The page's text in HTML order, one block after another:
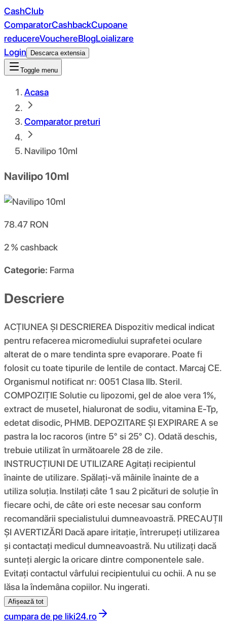
CashClub
ComparatorCashbackCupoane
reducereVouchereBlogLoializare
Login
Descarca extensia
Toggle menu
Acasa
Comparator preturi
Navilipo 10ml
Navilipo 10ml
78.47 RON
2 %cashback
Categorie: Farma
Descriere
ACȚIUNEA ȘI DESCRIEREA Dispozitiv medical indicat
pentru refacerea micromediului suprafetei oculare
alterat de o mare tendinta spre evaporare. Poate fi
folosit cu toate tipurile de lentile de contact. Marcaj CE.
Organismul notificat nr: 0051 Clasa IIb. Steril.
COMPOZIŢIE Solutie cu lipozomi, gel de aloe vera 1%,
extract de musetel, hialuronat de sodiu, vitamina E-Tp,
edetat disodic, PHMB. DEPOZITARE ȘI EXPIRARE A se
pastra la loc racoros (intre 5° si 25° C). Odată deschis,
trebuie utilizat în următoarele 28 de zile.
INSTRUCȚIUNI DE UTILIZARE Agitați recipientul
înainte de utilizare. Spălați-vă mâinile înainte de a
utiliza soluția. Instilați câte 1 sau 2 picături de soluție în
fiecare ochi, de câte ori este necesar sau conform
recomandării specialistului dumneavoastră. PRECAUȚII
ȘI AVERTIZĂRI Dacă apare iritație, întrerupeți utilizarea
și contactați medicul dumneavoastră. Nu utilizați dacă
sunteți alergic la oricare dintre componentele sale.
Evitați contactul vârfului recipientului cu ochii. A nu se
lăsa la îndemâna copiilor. Nu ingerati.
Afișează tot
cumpara de pe liki24.ro